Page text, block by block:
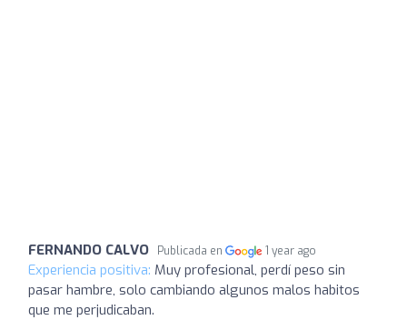
FERNANDO CALVO Publicada en 1 year ago
Experiencia positiva: Muy profesional, perdí peso sin
pasar hambre, solo cambiando algunos malos habitos
que me perjudicaban.